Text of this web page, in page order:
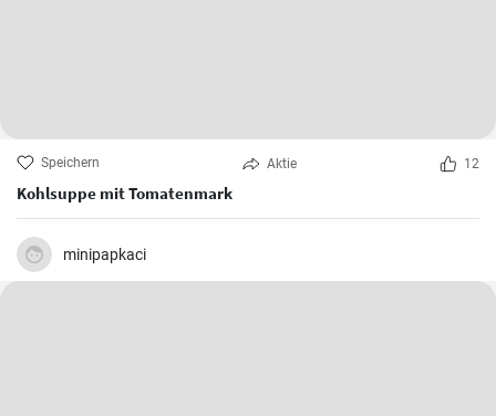
Speichern Aktie 12
Kohlsuppe mit Tomatenmark
minipapkaci